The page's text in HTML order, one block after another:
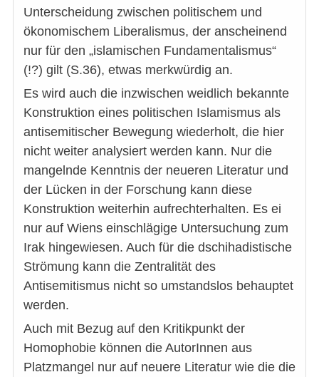
Unterscheidung zwischen politischem und
ökonomischem Liberalismus, der anscheinend
nur für den „islamischen Fundamentalismus“
(!?) gilt (S.36), etwas merkwürdig an.
Es wird auch die inzwischen weidlich bekannte
Konstruktion eines politischen Islamismus als
antisemitischer Bewegung wiederholt, die hier
nicht weiter analysiert werden kann. Nur die
mangelnde Kenntnis der neueren Literatur und
der Lücken in der Forschung kann diese
Konstruktion weiterhin aufrechterhalten. Es ei
nur auf Wiens einschlägige Untersuchung zum
Irak hingewiesen. Auch für die dschihadistische
Strömung kann die Zentralität des
Antisemitismus nicht so umstandslos behauptet
werden.
Auch mit Bezug auf den Kritikpunkt der
Homophobie können die AutorInnen aus
Platzmangel nur auf neuere Literatur wie die die